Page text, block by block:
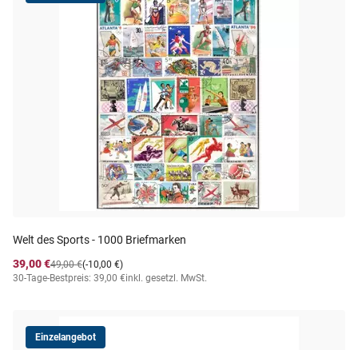
Welt des Sports - 1000 Briefmarken
39,00 €
(-10,00 €)
49,00 €
30-Tage-Bestpreis: 39,00 €inkl. gesetzl. MwSt.
Einzelangebot